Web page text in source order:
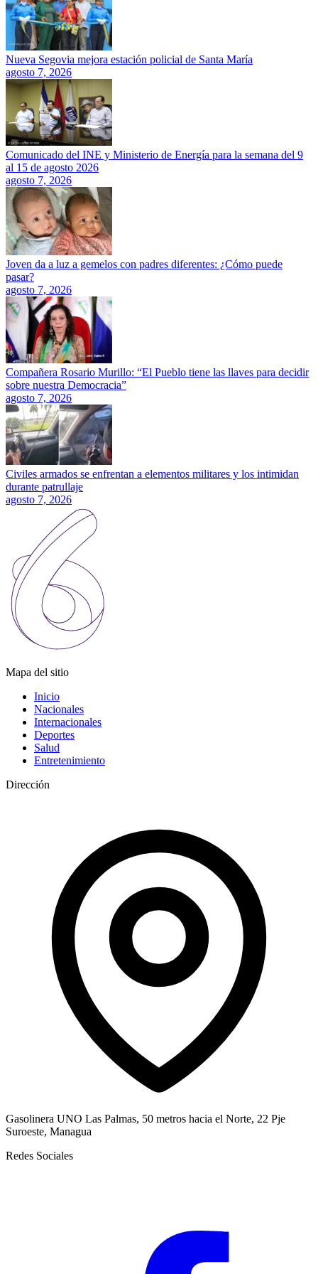
Nueva Segovia mejora estación policial de Santa María
agosto 7, 2026
Comunicado del INE y Ministerio de Energía para la semana del 9
al 15 de agosto 2026
agosto 7, 2026
Joven da a luz a gemelos con padres diferentes: ¿Cómo puede
pasar?
agosto 7, 2026
Compañera Rosario Murillo: “El Pueblo tiene las llaves para decidir
sobre nuestra Democracia”
agosto 7, 2026
Civiles armados se enfrentan a elementos militares y los intimidan
durante patrullaje
agosto 7, 2026
Mapa del sitio
Inicio
Nacionales
Internacionales
Deportes
Salud
Entretenimiento
Dirección
Gasolinera UNO Las Palmas, 50 metros hacia el Norte, 22 Pje
Suroeste, Managua
Redes Sociales